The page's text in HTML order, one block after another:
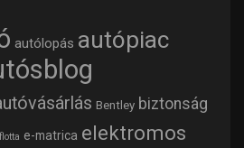
autólopás autópiac
Bentley biztonság
e-matrica elektromos